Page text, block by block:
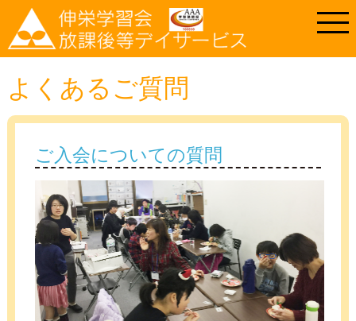
よくあるご質問
ご入会についての質問